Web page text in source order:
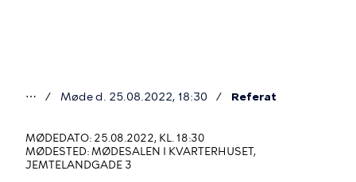
er
her
⋯ Møde d. 25.08.2022, 18:30 Referat
MØDEDATO: 25.08.2022, KL. 18:30
MØDESTED: MØDESALEN I KVARTERHUSET,
JEMTELANDGADE 3